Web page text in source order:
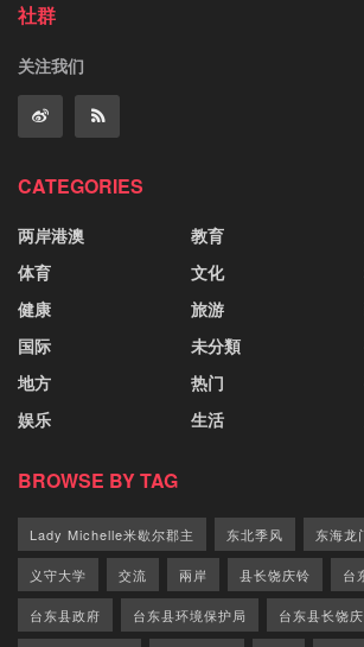
社群
关注我们
CATEGORIES
两岸港澳
体育
健康
国际
地方
娱乐
教育
文化
旅游
未分類
热门
生活
BROWSE BY TAG
Lady Michelle米歇尔郡主 东北季风 东海龙
义守大学 交流 兩岸 县长饶庆铃 台
台东县政府 台东县环境保护局 台东县长饶